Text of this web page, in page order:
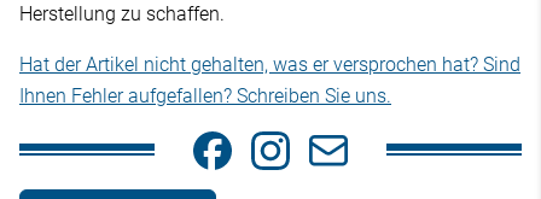
Herstellung zu schaffen.
Hat der Artikel nicht gehalten, was er versprochen hat? Sind
Ihnen Fehler aufgefallen? Schreiben Sie uns.